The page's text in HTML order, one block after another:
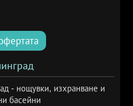
- нощувки, изхранване и
басейни